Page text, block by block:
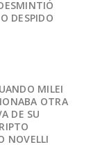
DESPIDO
MILEI
OTRA
DE SU
NOVELLI